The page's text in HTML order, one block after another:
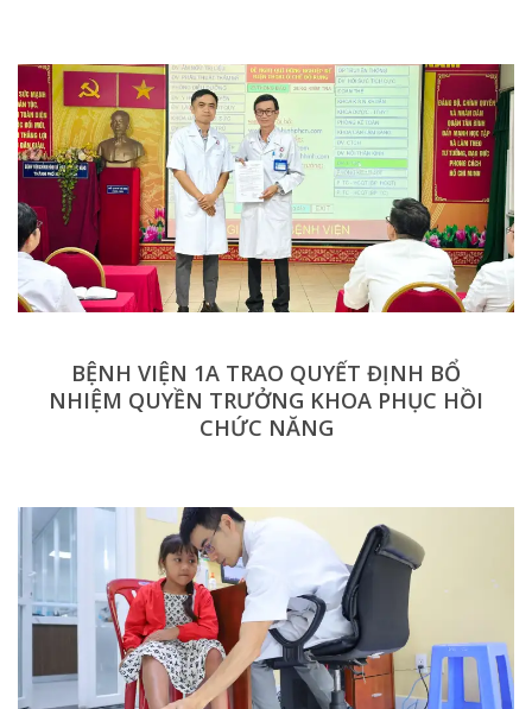
BỆNH VIỆN 1A TRAO QUYẾT ĐỊNH BỔ
NHIỆM QUYỀN TRƯỞNG KHOA PHỤC HỒI
CHỨC NĂNG